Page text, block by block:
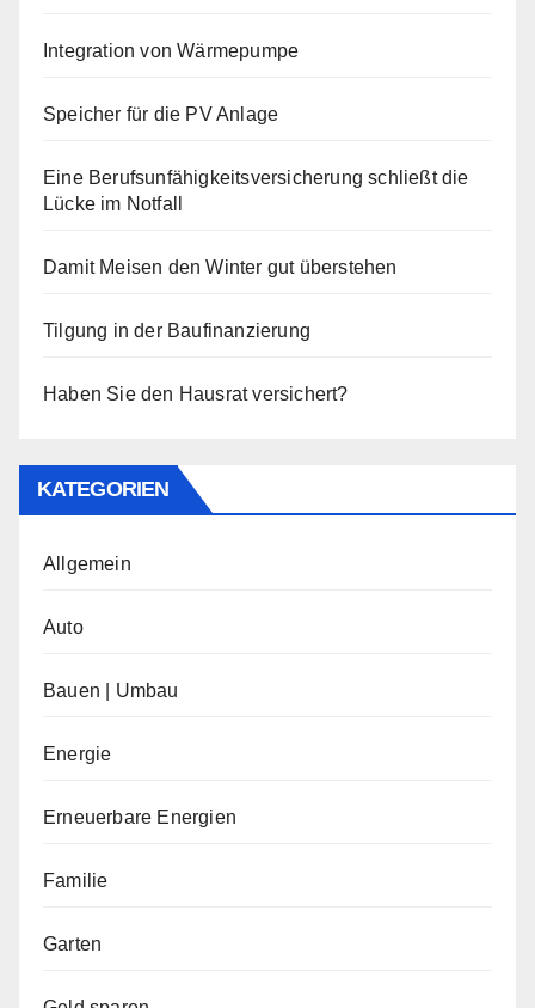
Integration von Wärmepumpe
Speicher für die PV Anlage
Eine Berufsunfähigkeitsversicherung schließt die
Lücke im Notfall
Damit Meisen den Winter gut überstehen
Tilgung in der Baufinanzierung
Haben Sie den Hausrat versichert?
KATEGORIEN
Allgemein
Auto
Bauen | Umbau
Energie
Erneuerbare Energien
Familie
Garten